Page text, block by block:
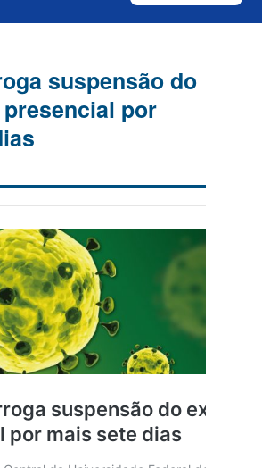
suspensão do
por